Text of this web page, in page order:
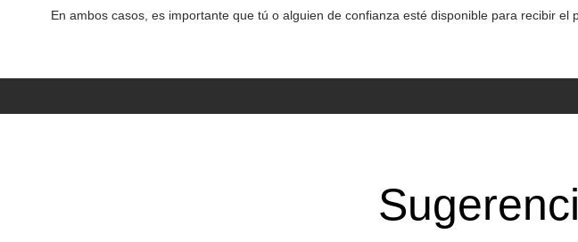
En ambos casos, es importante que tú o alguien de confianza esté disponible para recibir